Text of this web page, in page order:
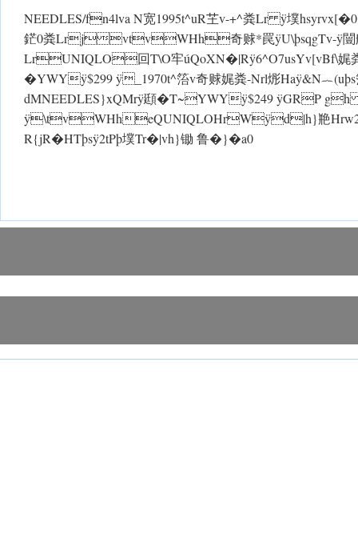
NEEDLES/fn4lva N宽1995t^uR芏v-+^粪Lr ÿ墣
鋩0粪LrjvtvWHh奇赇*罠 ÿU\þsqgTv- ÿ闓
LrUNIQLO回T\O牢úQoXN�|R ÿ6^O7usYv[vBf\娓粪
�YWYÿ$299 ÿ_1970t^箈v奇赇娓粪-Nrl烿Ha ÿ&N︷(uþs箈
dMNEEDLES}xQMrÿ頲�T~YWYÿ$249
ÿ\tvWHheQUNIQLOHrWÿd|h}艵
R{jR�HTþs ÿ2tPþ墣 Tr�|vh }锄 鲁�}�a0